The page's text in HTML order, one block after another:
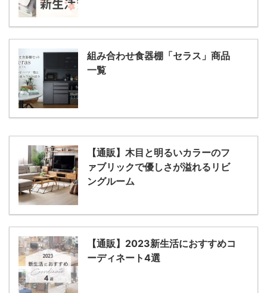
組み合わせ食器棚「セラス」商品
一覧
【通販】木目と明るいカラーのフ
ァブリックで優しさが溢れるリビ
ングルーム
【通販】2023新生活におすすめコ
ーディネート4選